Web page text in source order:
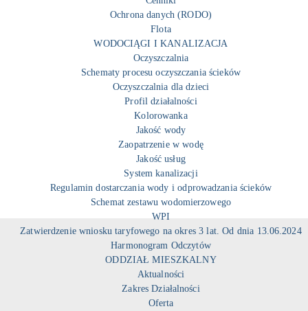
Ochrona danych (RODO)
Flota
WODOCIĄGI I KANALIZACJA
Oczyszczalnia
Schematy procesu oczyszczania ścieków
Oczyszczalnia dla dzieci
Profil działalności
Kolorowanka
Jakość wody
Zaopatrzenie w wodę
Jakość usług
System kanalizacji
Regulamin dostarczania wody i odprowadzania ścieków
Schemat zestawu wodomierzowego
WPI
Zatwierdzenie wniosku taryfowego na okres 3 lat. Od dnia 13.06.2024
Harmonogram Odczytów
ODDZIAŁ MIESZKALNY
Aktualności
Zakres Działalności
Oferta